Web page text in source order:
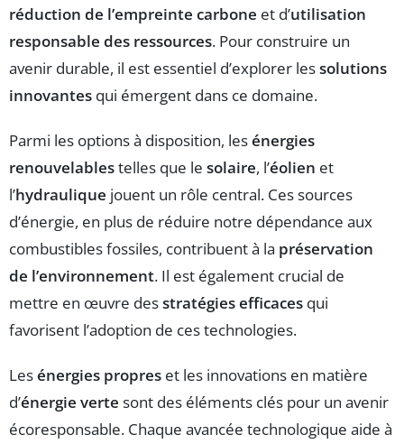
réduction de l’empreinte carbone et d’utilisation
responsable des ressources. Pour construire un
avenir durable, il est essentiel d’explorer lessolutions
innovantes qui émergent dans ce domaine.
Parmi les options à disposition, lesénergies
renouvelablestelles que le solaire, l’éolien et
l’hydraulique jouent un rôle central. Ces sources
d’énergie, en plus de réduire notre dépendance aux
combustibles fossiles, contribuent à la préservation
de l’environnement. Il est également crucial de
mettre en œuvre desstratégies efficaces qui
favorisent l’adoption de ces technologies.
Lesénergies propres et les innovations en matière
d’énergie verte sont des éléments clés pour un avenir
écoresponsable. Chaque avancée technologique aide à